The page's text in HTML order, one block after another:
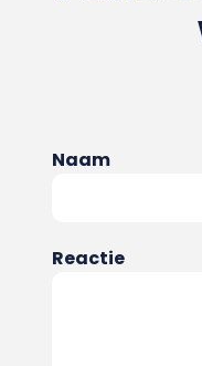
Naam
Reactie